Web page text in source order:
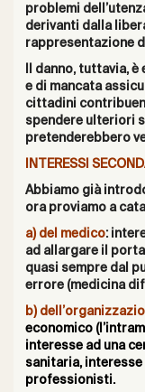
problemi
derivanti dalla
rappresentazione
Il danno, tuttavia,
e di mancata
cittadini
spendere ulteriori
pretenderebbero
INTERESSI
Abbiamo già
ora proviamo a
a) del medico:
ad allargare il
quasi sempre dal
errore (medicina
b)
economico
interesse ad una
sanitaria,
professionisti.